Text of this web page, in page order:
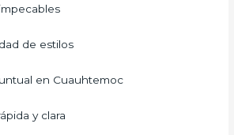
de estilos
en Cuauhtemoc
y clara